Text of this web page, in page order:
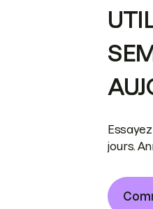
jours.